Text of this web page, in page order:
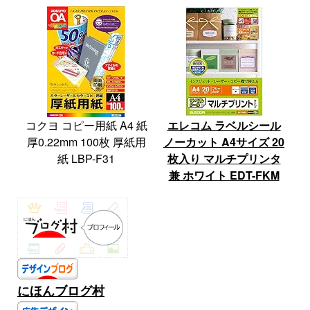
コクヨ コピー用紙 A4 紙
厚0.22mm 100枚 厚紙用
紙 LBP-F31
エレコム ラベルシール
ノーカット A4サイズ 20
枚入り マルチプリンタ
兼 ホワイト EDT-FKM
にほんブログ村